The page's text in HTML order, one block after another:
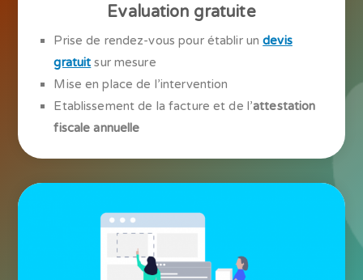
Evaluation gratuite
Prise de rendez-vous pour établir undevis
gratuit sur mesure
Mise en place de l’intervention
Etablissement de la facture et de l’attestation
fiscale annuelle